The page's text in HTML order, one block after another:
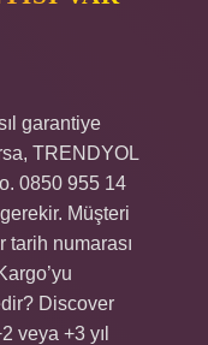
garantiye
TRENDYOL
0850 955 14
Müşteri
numarası
Discover
veya +3 yıl